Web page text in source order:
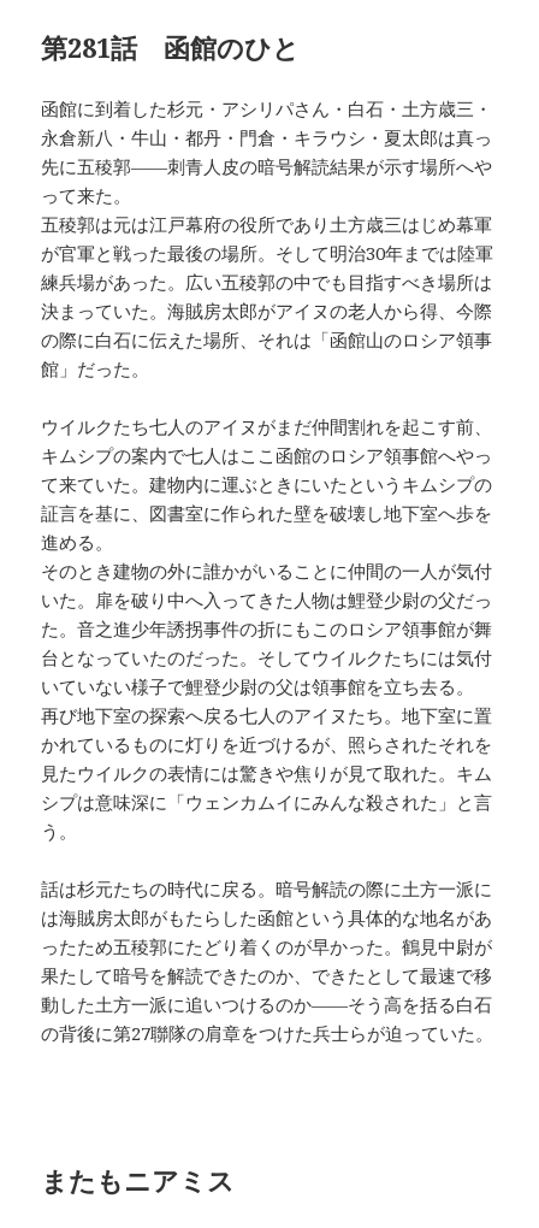
第281話 函館のひと
函館に到着した杉元・アシリパさん・白石・土方歳三・
永倉新八・牛山・都丹・門倉・キラウシ・夏太郎は真っ
先に五稜郭――刺青人皮の暗号解読結果が示す場所へや
って来た。
五稜郭は元は江戸幕府の役所であり土方歳三はじめ幕軍
が官軍と戦った最後の場所。そして明治30年までは陸軍
練兵場があった。広い五稜郭の中でも目指すべき場所は
決まっていた。海賊房太郎がアイヌの老人から得、今際
の際に白石に伝えた場所、それは「函館山のロシア領事
館」だった。
ウイルクたち七人のアイヌがまだ仲間割れを起こす前、
キムシプの案内で七人はここ函館のロシア領事館へやっ
て来ていた。建物内に運ぶときにいたというキムシプの
証言を基に、図書室に作られた壁を破壊し地下室へ歩を
進める。
そのとき建物の外に誰かがいることに仲間の一人が気付
いた。扉を破り中へ入ってきた人物は鯉登少尉の父だっ
た。音之進少年誘拐事件の折にもこのロシア領事館が舞
台となっていたのだった。そしてウイルクたちには気付
いていない様子で鯉登少尉の父は領事館を立ち去る。
再び地下室の探索へ戻る七人のアイヌたち。地下室に置
かれているものに灯りを近づけるが、照らされたそれを
見たウイルクの表情には驚きや焦りが見て取れた。キム
シプは意味深に「ウェンカムイにみんな殺された」と言
う。
話は杉元たちの時代に戻る。暗号解読の際に土方一派に
は海賊房太郎がもたらした函館という具体的な地名があ
ったため五稜郭にたどり着くのが早かった。鶴見中尉が
果たして暗号を解読できたのか、できたとして最速で移
動した土方一派に追いつけるのか――そう高を括る白石
の背後に第27聯隊の肩章をつけた兵士らが迫っていた。
またもニアミス